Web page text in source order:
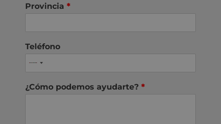
Provincia *
Teléfono
¿Cómo podemos ayudarte? *